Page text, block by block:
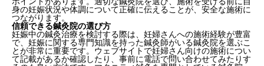
身の妊娠状況や体調について正確に伝えることが、安全な施術に
つながります。
信頼できる鍼灸院の選び方
妊娠中の鍼灸治療を検討する際は、妊婦さんへの施術経験が豊富
で、妊娠に関する専門知識を持った鍼灸師がいる鍼灸院を選ぶこ
とが非常に重要です。ウェブサイトで妊婦さん向けの施術につい
て記載があるか確認したり、事前に電話で問い合わせてみたりす